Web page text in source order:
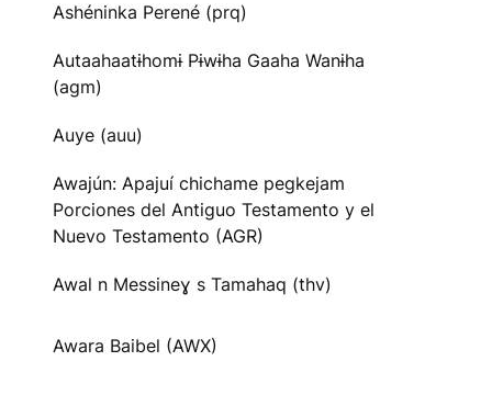
Ashéninka Perené (prq)
Autaahaatɨhomɨ Pɨwɨha Gaaha Wanɨha
(agm)
Auye (auu)
Awajún: Apajuí chichame pegkejam
Porciones del Antiguo Testamento y el
Nuevo Testamento (AGR)
Awal n Messineɣ s Tamahaq (thv)
Awara Baibel (AWX)